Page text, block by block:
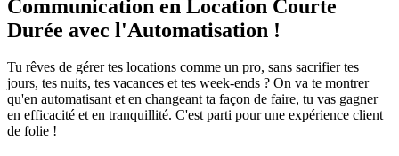
Communication en Location Courte
Durée avec l'Automatisation !
Tu rêves de gérer tes locations comme un pro, sans sacrifier tes
jours, tes nuits, tes vacances et tes week-ends ? On va te montrer
qu'en automatisant et en changeant ta façon de faire, tu vas gagner
en efficacité et en tranquillité. C'est parti pour une expérience client
de folie !